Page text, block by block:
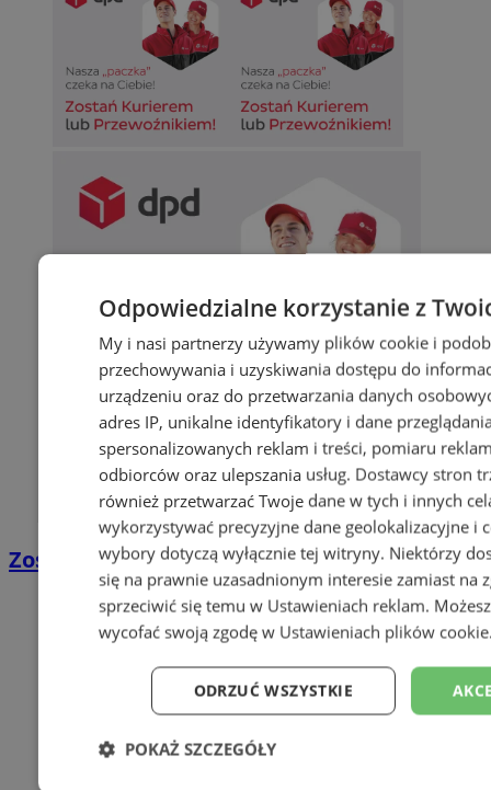
Zostań kierowcą w DPD
Odpowiedzialne korzystanie z
My i nasi partnerzy używamy plików cookie i
przechowywania i uzyskiwania dostępu do
urządzeniu oraz do przetwarzania danych
adres IP, unikalne identyfikatory i dane
spersonalizowanych reklam i treści, pomiaru
odbiorców oraz ulepszania usług. Dostawcy stron
również przetwarzać Twoje dane w tych i innych
wykorzystywać precyzyjne dane geolokalizacyjne i
wybory dotyczą wyłącznie tej witryny. Niektórzy
się na prawnie uzasadnionym interesie zamiast na
sprzeciwić się temu w Ustawieniach reklam.
wycofać swoją zgodę w Ustawieniach plików cookie
ODRZUĆ WSZYSTKIE
POKAŻ SZCZEGÓŁY